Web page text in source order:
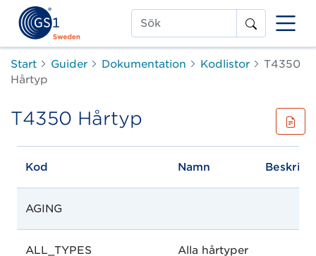
Sök
Start Guider Dokumentation Kodlistor
T4350
Hårtyp
T4350 Hårtyp
Kod Namn
AGING
ALL_TYPES Alla hårtyper